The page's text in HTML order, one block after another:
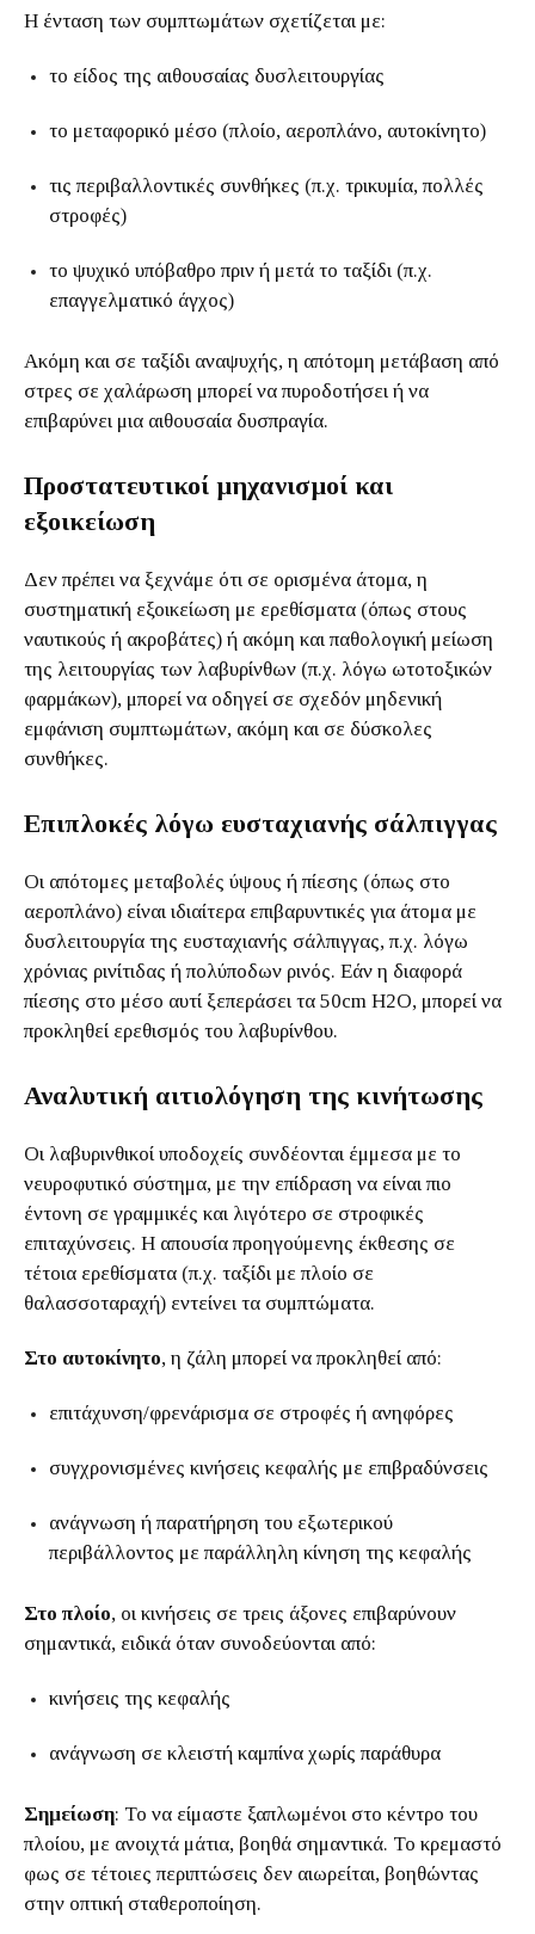
Η ένταση των συμπτωμάτων σχετίζεται με:
το είδος της αιθουσαίας δυσλειτουργίας
το μεταφορικό μέσο (πλοίο, αεροπλάνο, αυτοκίνητο)
τις περιβαλλοντικές συνθήκες (π.χ. τρικυμία, πολλές
στροφές)
το ψυχικό υπόβαθρο πριν ή μετά το ταξίδι (π.χ.
επαγγελματικό άγχος)
Ακόμη και σε ταξίδι αναψυχής, η απότομη μετάβαση από
στρες σε χαλάρωση μπορεί να πυροδοτήσει ή να
επιβαρύνει μια αιθουσαία δυσπραγία.
Προστατευτικοί μηχανισμοί και
εξοικείωση
Δεν πρέπει να ξεχνάμε ότι σε ορισμένα άτομα, η
συστηματική εξοικείωση με ερεθίσματα (όπως στους
ναυτικούς ή ακροβάτες) ή ακόμη και παθολογική μείωση
της λειτουργίας των λαβυρίνθων (π.χ. λόγω ωτοτοξικών
φαρμάκων), μπορεί να οδηγεί σε σχεδόν μηδενική
εμφάνιση συμπτωμάτων, ακόμη και σε δύσκολες
συνθήκες.
Επιπλοκές λόγω ευσταχιανής σάλπιγγας
Οι απότομες μεταβολές ύψους ή πίεσης (όπως στο
αεροπλάνο) είναι ιδιαίτερα επιβαρυντικές για άτομα με
δυσλειτουργία της ευσταχιανής σάλπιγγας, π.χ. λόγω
χρόνιας ρινίτιδας ή πολύποδων ρινός. Εάν η διαφορά
πίεσης στο μέσο αυτί ξεπεράσει τα 50cm H2O, μπορεί να
προκληθεί ερεθισμός του λαβυρίνθου.
Αναλυτική αιτιολόγηση της κινήτωσης
Οι λαβυρινθικοί υποδοχείς συνδέονται έμμεσα με το
νευροφυτικό σύστημα, με την επίδραση να είναι πιο
έντονη σε γραμμικές και λιγότερο σε στροφικές
επιταχύνσεις. Η απουσία προηγούμενης έκθεσης σε
τέτοια ερεθίσματα (π.χ. ταξίδι με πλοίο σε
θαλασσοταραχή) εντείνει τα συμπτώματα.
Στο αυτοκίνητο, η ζάλη μπορεί να προκληθεί από:
επιτάχυνση/φρενάρισμα σε στροφές ή ανηφόρες
συγχρονισμένες κινήσεις κεφαλής με επιβραδύνσεις
ανάγνωση ή παρατήρηση του εξωτερικού
περιβάλλοντος με παράλληλη κίνηση της κεφαλής
Στο πλοίο, οι κινήσεις σε τρεις άξονες επιβαρύνουν
σημαντικά, ειδικά όταν συνοδεύονται από:
κινήσεις της κεφαλής
ανάγνωση σε κλειστή καμπίνα χωρίς παράθυρα
Σημείωση: Το να είμαστε ξαπλωμένοι στο κέντρο του
πλοίου, με ανοιχτά μάτια, βοηθά σημαντικά. Το κρεμαστό
φως σε τέτοιες περιπτώσεις δεν αιωρείται, βοηθώντας
στην οπτική σταθεροποίηση.